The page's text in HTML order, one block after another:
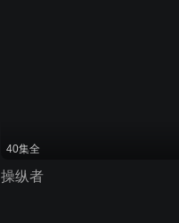
40集全
操纵者